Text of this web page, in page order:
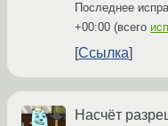
Последнее
+00:00 (всего
Ссылка
Насчёт